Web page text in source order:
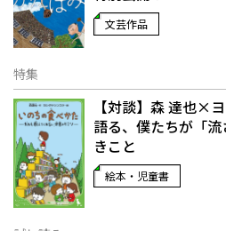
文芸作品
特集
【対談】森 達也×
語る、僕たちが「
きこと
絵本・児童書